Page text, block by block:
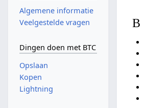
B
Algemene informatie
Veelgestelde vragen
Dingen doen met BTC
Opslaan
Kopen
Lightning